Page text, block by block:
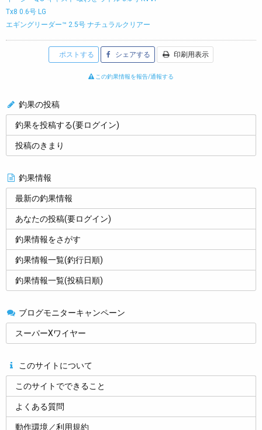
釣果の投稿
釣果を投稿する(要ログイン)
投稿のきまり
釣果情報
最新の釣果情報
あなたの投稿(要ログイン)
釣果情報をさがす
釣果情報一覧(釣行日順)
釣果情報一覧(投稿日順)
ブログモニターキャンペーン
スーパーXワイヤー
このサイトについて
このサイトでできること
よくある質問
動作環境／利用規約
Tx8 0.6号 LG
エギングリーダー™ 2.5号 ナチュラルクリアー
ポストする シェアする 印刷用表示
この釣果情報を報告/通報する